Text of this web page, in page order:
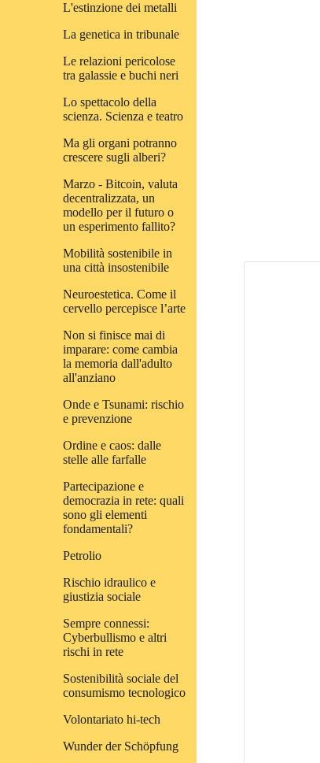
L'estinzione dei metalli
La genetica in tribunale
Le relazioni pericolose
tra galassie e buchi neri
Lo spettacolo della
scienza. Scienza e teatro
Ma gli organi potranno
crescere sugli alberi?
Marzo - Bitcoin, valuta
decentralizzata, un
modello per il futuro o
un esperimento fallito?
Mobilità sostenibile in
una città insostenibile
Neuroestetica. Come il
cervello percepisce l’arte
Non si finisce mai di
imparare: come cambia
la memoria dall'adulto
all'anziano
Onde e Tsunami: rischio
e prevenzione
Ordine e caos: dalle
stelle alle farfalle
Partecipazione e
democrazia in rete: quali
sono gli elementi
fondamentali?
Petrolio
Rischio idraulico e
giustizia sociale
Sempre connessi:
Cyberbullismo e altri
rischi in rete
Sostenibilità sociale del
consumismo tecnologico
Volontariato hi-tech
Wunder der Schöpfung